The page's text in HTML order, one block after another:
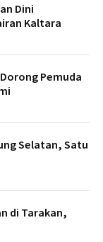
Dini
Kaltara
Pemuda
Selatan, Satu
di Tarakan,